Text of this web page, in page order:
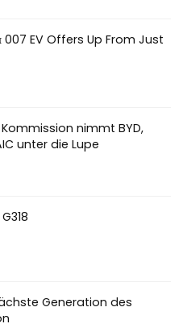
EV Offers Up From Just
nimmt BYD,
unter die Lupe
Generation des